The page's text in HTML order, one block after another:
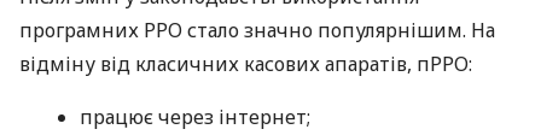
програмних РРО стало значно популярнішим. На
відміну від класичних касових апаратів, пРРО:
працює через інтернет;